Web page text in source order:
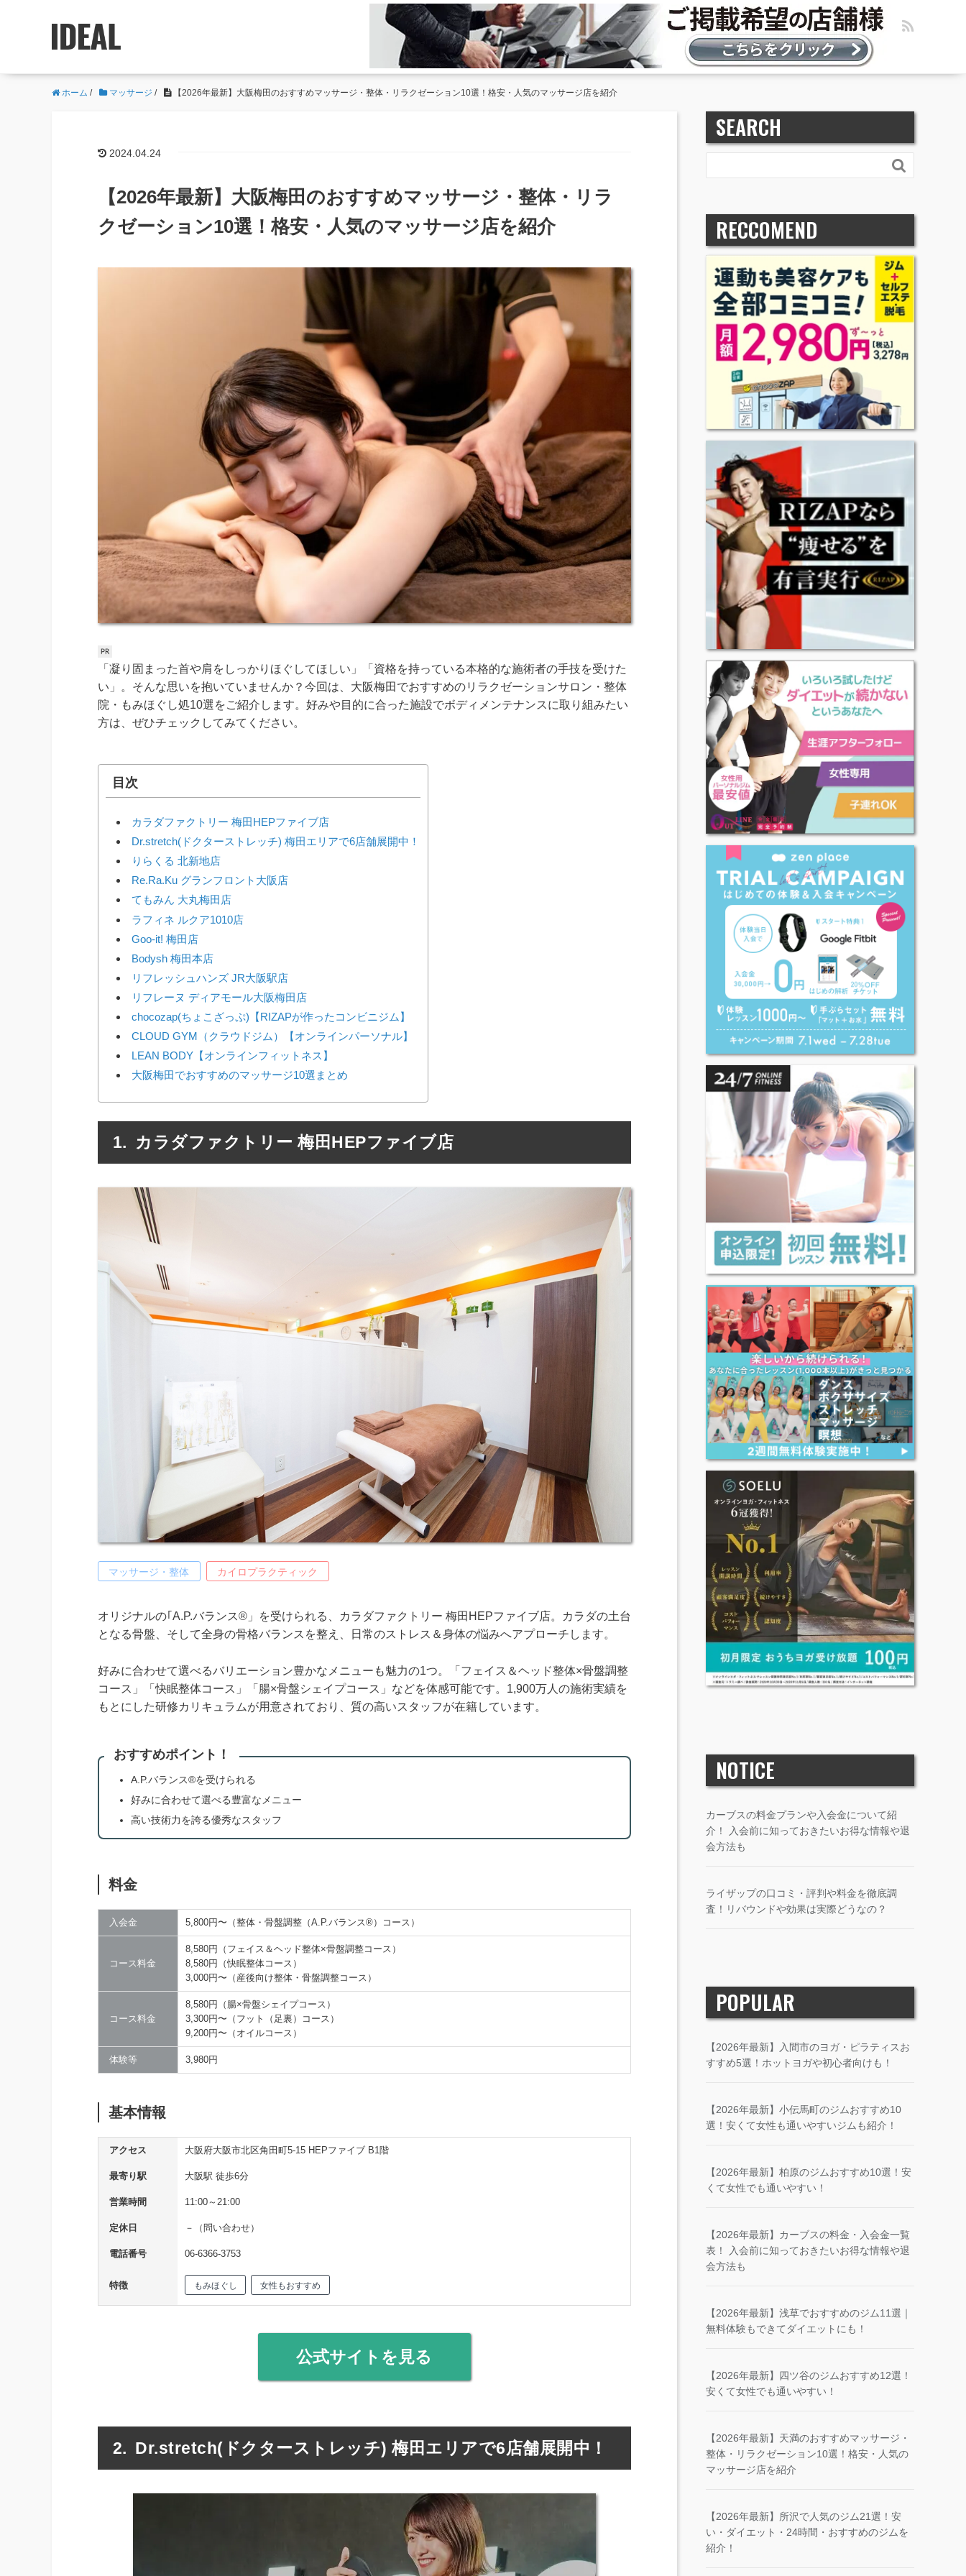
ホーム / マッサージ / 【2026年最新】大阪梅田のおすすめマッサージ・整体・リラクゼーション10選！格安・人気のマッサージ店を紹介
2024.04.24
【2026年最新】大阪梅田のおすすめマッサージ・整体・リラ
クゼーション10選！格安・人気のマッサージ店を紹介
「凝り固まった首や肩をしっかりほぐしてほしい」「資格を持っている本格的な施術者の手技を受けた
い」。そんな思いを抱いていませんか？今回は、大阪梅田でおすすめのリラクゼーションサロン・整体
院・もみほぐし処10選をご紹介します。好みや目的に合った施設でボディメンテナンスに取り組みたい
方は、ぜひチェックしてみてください。
目次
カラダファクトリー 梅田HEPファイブ店
Dr.stretch(ドクターストレッチ) 梅田エリアで6店舗展開中！
りらくる 北新地店
Re.Ra.Ku グランフロント大阪店
てもみん 大丸梅田店
ラフィネ ルクア1010店
Goo-it! 梅田店
Bodysh 梅田本店
リフレッシュハンズ JR大阪駅店
リフレーヌ ディアモール大阪梅田店
chocozap(ちょこざっぷ)【RIZAPが作ったコンビニジム】
CLOUD GYM（クラウドジム）【オンラインパーソナル】
LEAN BODY【オンラインフィットネス】
大阪梅田でおすすめのマッサージ10選まとめ
カラダファクトリー 梅田HEPファイブ店
マッサージ・整体 カイロプラクティック
オリジナルの｢A.P.バランス®」を受けられる、カラダファクトリー 梅田HEPファイブ店。カラダの土台
となる骨盤、そして全身の骨格バランスを整え、日常のストレス＆身体の悩みへアプローチします。
好みに合わせて選べるバリエーション豊かなメニューも魅力の1つ。「フェイス＆ヘッド整体×骨盤調整
コース」「快眠整体コース」「腸×骨盤シェイプコース」などを体感可能です。1,900万人の施術実績を
もとにした研修カリキュラムが用意されており、質の高いスタッフが在籍しています。
おすすめポイント！
A.P.バランス®を受けられる
好みに合わせて選べる豊富なメニュー
高い技術力を誇る優秀なスタッフ
料金
入会金 5,800円〜（整体・骨盤調整（A.P.バランス®）コース）
コース料金
8,580円（フェイス＆ヘッド整体×骨盤調整コース）
8,580円（快眠整体コース）
3,000円〜（産後向け整体・骨盤調整コース）
コース料金
8,580円（腸×骨盤シェイプコース）
3,300円〜（フット（足裏）コース）
9,200円〜（オイルコース）
体験等 3,980円
基本情報
アクセス 大阪府大阪市北区角田町5-15 HEPファイブ B1階
最寄り駅 大阪駅 徒歩6分
営業時間 11:00～21:00
定休日 －（問い合わせ）
電話番号 06-6366-3753
特徴 もみほぐし 女性もおすすめ
公式サイトを見る
Dr.stretch(ドクターストレッチ) 梅田エリアで6店舗展開中！
SEARCH

RECCOMEND
NOTICE
カーブスの料金プランや入会金について紹
介！ 入会前に知っておきたいお得な情報や退
会方法も
ライザップの口コミ・評判や料金を徹底調
査！リバウンドや効果は実際どうなの？
POPULAR
【2026年最新】入間市のヨガ・ピラティスお
すすめ5選！ホットヨガや初心者向けも！
【2026年最新】小伝馬町のジムおすすめ10
選！安くて女性も通いやすいジムも紹介！
【2026年最新】柏原のジムおすすめ10選！安
くて女性でも通いやすい！
【2026年最新】カーブスの料金・入会金一覧
表！ 入会前に知っておきたいお得な情報や退
会方法も
【2026年最新】浅草でおすすめのジム11選｜
無料体験もできてダイエットにも！
【2026年最新】四ツ谷のジムおすすめ12選！
安くて女性でも通いやすい！
【2026年最新】天満のおすすめマッサージ・
整体・リラクゼーション10選！格安・人気の
マッサージ店を紹介
【2026年最新】所沢で人気のジム21選！安
い・ダイエット・24時間・おすすめのジムを
紹介！